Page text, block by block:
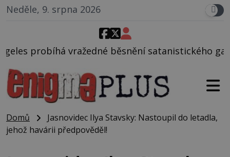
Neděle, 9. srpna 2026
běsnění satanistického gangu vedeného
Domů
Jasnovidec Ilya Stavsky: Nastoupil do letadla,
jehož havárii předpověděl!